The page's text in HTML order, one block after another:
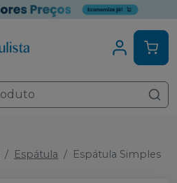
Espátula Espátula Simples